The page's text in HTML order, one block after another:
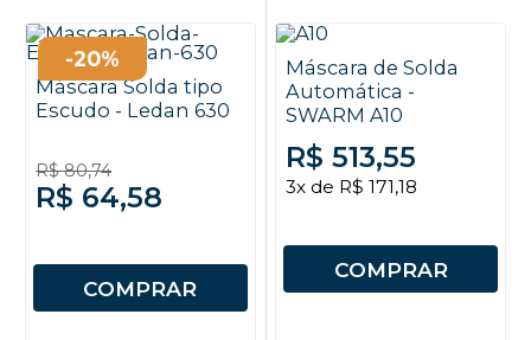
Máscara Solda tipo
Escudo - Ledan 630
R$ 80,74
R$ 64,58
COMPRAR
-20%
Máscara de Solda
Automática -
SWARM A10
R$ 513,55
3x de R$ 171,18
COMPRAR